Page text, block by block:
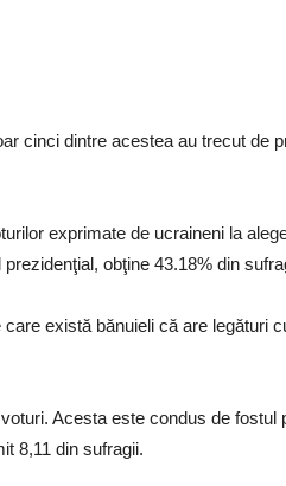
cinci dintre acestea au trecut de
exprimate de ucraineni la
obţine 43.18% din
există bănuieli că are legături
Acesta este condus de
8,11 din sufragii.